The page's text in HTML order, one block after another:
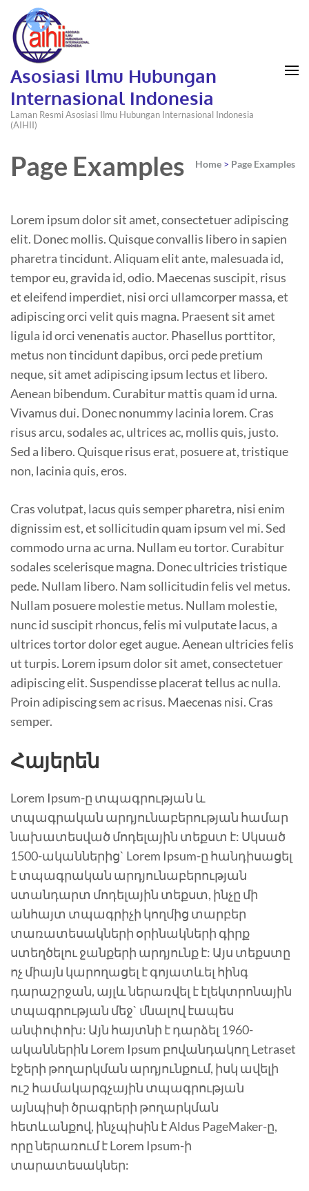
Asosiasi Ilmu Hubungan
Internasional Indonesia
Laman Resmi Asosiasi Ilmu Hubungan Internasional Indonesia
(AIHII)
Page Examples Home > Page Examples
Lorem ipsum dolor sit amet, consectetuer adipiscing
elit. Donec mollis. Quisque convallis libero in sapien
pharetra tincidunt. Aliquam elit ante, malesuada id,
tempor eu, gravida id, odio. Maecenas suscipit, risus
et eleifend imperdiet, nisi orci ullamcorper massa, et
adipiscing orci velit quis magna. Praesent sit amet
ligula id orci venenatis auctor. Phasellus porttitor,
metus non tincidunt dapibus, orci pede pretium
neque, sit amet adipiscing ipsum lectus et libero.
Aenean bibendum. Curabitur mattis quam id urna.
Vivamus dui. Donec nonummy lacinia lorem. Cras
risus arcu, sodales ac, ultrices ac, mollis quis, justo.
Sed a libero. Quisque risus erat, posuere at, tristique
non, lacinia quis, eros.
Cras volutpat, lacus quis semper pharetra, nisi enim
dignissim est, et sollicitudin quam ipsum vel mi. Sed
commodo urna ac urna. Nullam eu tortor. Curabitur
sodales scelerisque magna. Donec ultricies tristique
pede. Nullam libero. Nam sollicitudin felis vel metus.
Nullam posuere molestie metus. Nullam molestie,
nunc id suscipit rhoncus, felis mi vulputate lacus, a
ultrices tortor dolor eget augue. Aenean ultricies felis
ut turpis. Lorem ipsum dolor sit amet, consectetuer
adipiscing elit. Suspendisse placerat tellus ac nulla.
Proin adipiscing sem ac risus. Maecenas nisi. Cras
semper.
Հայերեն
Lorem Ipsum-ը տպագրության և
տպագրական արդյունաբերության համար
նախատեսված մոդելային տեքստ է: Սկսած
1500-ականներից` Lorem Ipsum-ը հանդիսացել
է տպագրական արդյունաբերության
ստանդարտ մոդելային տեքստ, ինչը մի
անհայտ տպագրիչի կողմից տարբեր
տառատեսակների օրինակների գիրք
ստեղծելու ջանքերի արդյունք է: Այս տեքստը
ոչ միայն կարողացել է գոյատևել հինգ
դարաշրջան, այլև ներառվել է էլեկտրոնային
տպագրության մեջ` մնալով էապես
անփոփոխ: Այն հայտնի է դարձել 1960-
ականներին Lorem Ipsum բովանդակող Letraset
էջերի թողարկման արդյունքում, իսկ ավելի
ուշ համակարգչային տպագրության
այնպիսի ծրագրերի թողարկման
հետևանքով, ինչպիսին է Aldus PageMaker-ը,
որը ներառում է Lorem Ipsum-ի
տարատեսակներ: